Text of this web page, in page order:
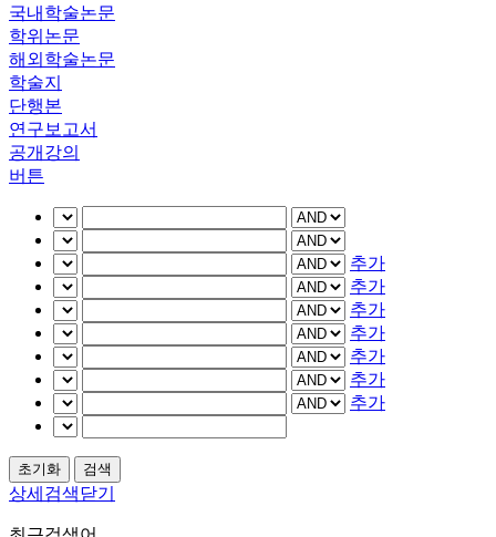
국내학술논문
학위논문
해외학술논문
학술지
단행본
연구보고서
공개강의
버튼
추가
추가
추가
추가
추가
추가
추가
상세검색닫기